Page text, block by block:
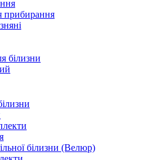
прибирання
білизни
білизни (Велюр)